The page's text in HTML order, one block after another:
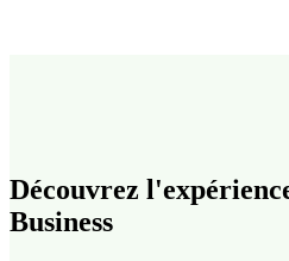
Découvrez
Business